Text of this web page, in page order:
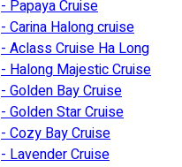
- Papaya Cruise
- Carina Halong cruise
- Aclass Cruise Ha Long
- Halong Majestic Cruise
- Golden Bay Cruise
- Golden Star Cruise
- Cozy Bay Cruise
- Lavender Cruise